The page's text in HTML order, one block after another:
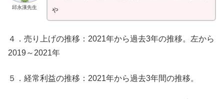
邱永漢先生
ゃ
４．売り上げの推移：2021年から過去3年の推移。左から
2019～2021年
５．経常利益の推移：2021年から過去3年間の推移。